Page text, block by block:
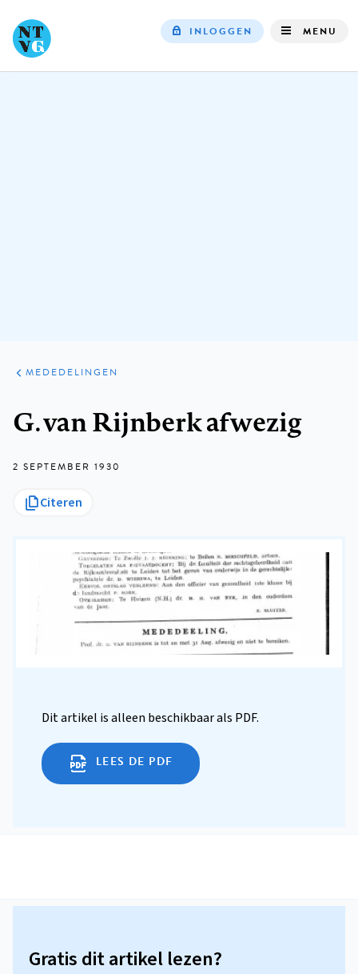
INLOGGEN MENU
ARTIKELEN
VARIA
MEDEDELINGEN
G. van Rijnberk afwezig
2 SEPTEMBER 1930
Citeren
Dit artikel is alleen beschikbaar als PDF.
LEES DE PDF
Gratis dit artikel lezen?